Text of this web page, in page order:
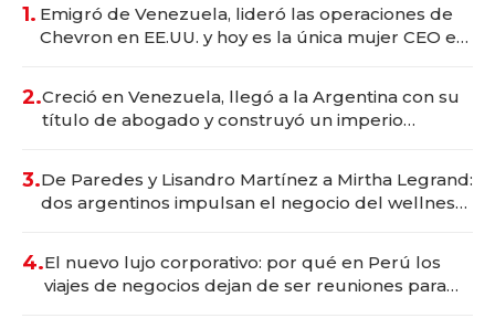
1. Emigró de Venezuela, lideró las operaciones de
Chevron en EE.UU. y hoy es la única mujer CEO en
2.Creció en Venezuela, llegó a la Argentina con su
título de abogado y construyó un imperio
3.De Paredes y Lisandro Martínez a Mirtha Legrand:
dos argentinos impulsan el negocio del wellness
4.El nuevo lujo corporativo: por qué en Perú los
viajes de negocios dejan de ser reuniones para